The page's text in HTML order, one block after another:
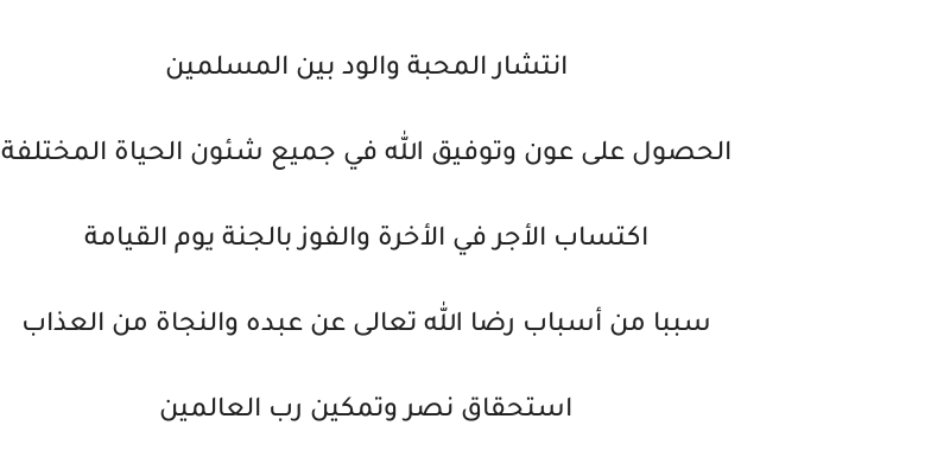
انتشار المحبة والود بين المسلمين
الحصول على عون وتوفيق الله في جميع شئون الحياة المختلفة
اكتساب الأجر في الأخرة والفوز بالجنة يوم القيامة
سببا من أسباب رضا الله تعالى عن عبده والنجاة من العذاب
استحقاق نصر وتمكين رب العالمين